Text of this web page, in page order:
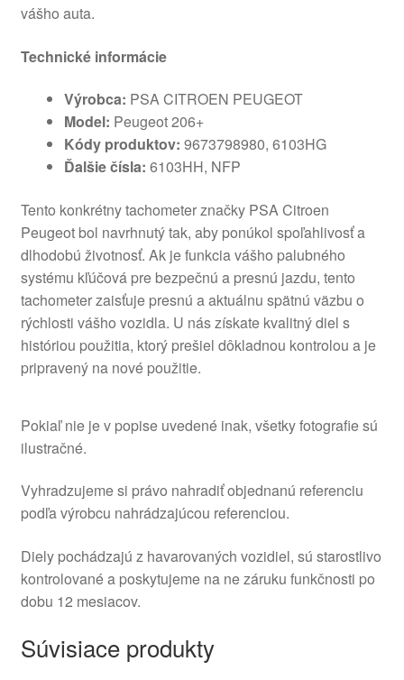
vášho auta.
Technické informácie
Výrobca: PSA CITROEN PEUGEOT
Model: Peugeot 206+
Kódy produktov: 9673798980, 6103HG
Ďalšie čísla: 6103HH, NFP
Tento konkrétny tachometer značky PSA Citroen
Peugeot bol navrhnutý tak, aby ponúkol spoľahlivosť a
dlhodobú životnosť. Ak je funkcia vášho palubného
systému kľúčová pre bezpečnú a presnú jazdu, tento
tachometer zaisťuje presnú a aktuálnu spätnú väzbu o
rýchlosti vášho vozidla. U nás získate kvalitný diel s
históriou použitia, ktorý prešiel dôkladnou kontrolou a je
pripravený na nové použitie.
Pokiaľ nie je v popise uvedené inak, všetky fotografie sú
ilustračné.
Vyhradzujeme si právo nahradiť objednanú referenciu
podľa výrobcu nahrádzajúcou referenciou.
Diely pochádzajú z havarovaných vozidiel, sú starostlivo
kontrolované a poskytujeme na ne záruku funkčnosti po
dobu 12 mesiacov.
Súvisiace produkty